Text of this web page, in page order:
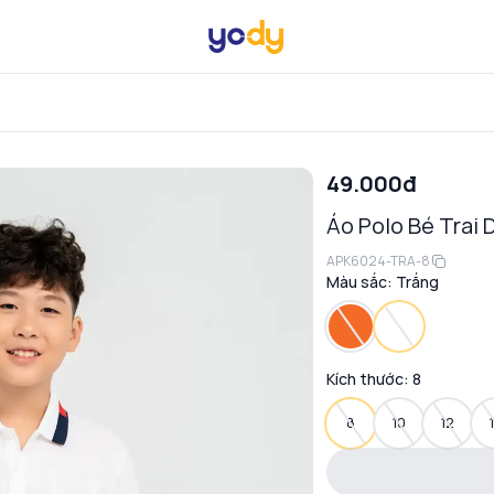
49.000đ
Áo Polo Bé Trai
APK6024-TRA-8
Màu sắc: Trắng
Kích thước: 8
8 10 12